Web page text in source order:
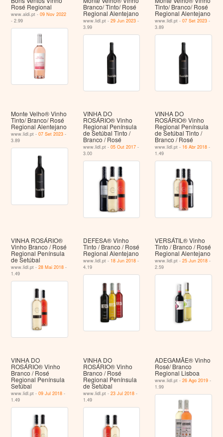
Rosé Regional
www.aldi.pt -09 Nov 2022
- 2.99
Branco/ Tinto/ Rosé
Regional Alentejano
www.lidl.pt - 29 Jun 2023-
3.99
Tinto/ Branco/ Rosé
Regional Alentejano
www.lidl.pt -07 Set 2023 -
3.89
Monte Velho® Vinho
Tinto/ Branco/ Rosé
Regional Alentejano
www.lidl.pt -07 Set 2023 -
3.89
VINHA DO
ROSÁRIO® Vinho
Regional Península
de Setúbal Tinto /
Branco / Rosé
www.lidl.pt - 05 Out 2017-
3.00
VINHA DO
ROSÁRIO® Vinho
Regional Península
de Setúbal Tinto /
Branco / Rosé
www.lidl.pt - 16 Abr 2018 -
1.49
VINHA ROSÁRIO®
Vinho Branco / Rosé
Regional Península
de Setúbal
www.lidl.pt -28 Mai 2018 -
1.49
DEFESA® Vinho
Tinto / Branco / Rosé
Regional Alentejano
www.lidl.pt - 18 Jun 2018-
4.19
VERSÁTIL® Vinho
Tinto / Branco / Rosé
Regional Alentejano
www.lidl.pt -25 Jun 2018 -
2.59
VINHA DO
ROSÁRIO® Vinho
Branco / Rosé
Regional Península
Setúbal
www.lidl.pt -09 Jul 2018 -
1.49
VINHA DO
ROSÁRIO® Vinho
Branco / Rosé
Regional Península
de Setúbal
www.lidl.pt - 23 Jul 2018-
1.49
ADEGAMÃE® Vinho
Rosé/ Branco
Regional Lisboa
www.lidl.pt -26 Ago 2019 -
1.99